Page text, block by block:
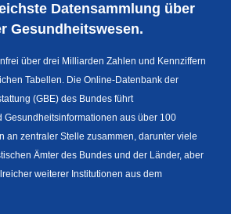
Datensammlung über
Gesundheitswesen.
über drei Milliarden Zahlen und Kennziffern
Tabellen. Die Online-Datenbank der
(GBE) des Bundes führt
Gesundheitsinformationen aus über 100
an zentraler Stelle zusammen, darunter viele
Ämter des Bundes und der Länder, aber
weiterer Institutionen aus dem